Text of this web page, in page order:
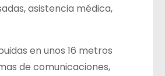
asistencia médica,
en unos 16 metros
de comunicaciones,